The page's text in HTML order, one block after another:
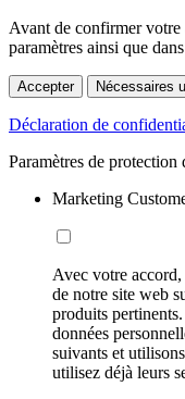
Avant de confirmer votre
paramètres ainsi que
Accepter Nécessaires
Déclaration de
Paramètres de protection
Marketing
Avec votre
de notre site web
produits
données
suivants et
utilisez déjà leurs